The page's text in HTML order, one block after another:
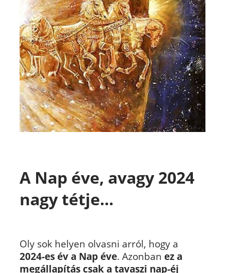
A Nap éve, avagy 2024
nagy tétje...
Oly sok helyen olvasni arról, hogy a
2024-es év a Nap éve. Azonban ez a
megállapítás csak a tavaszi nap-éj